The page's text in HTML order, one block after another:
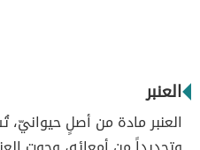
العنبر
العنبر مادة من أصلٍ